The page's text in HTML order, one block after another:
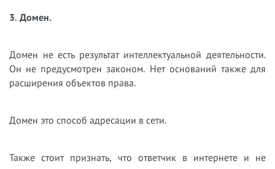
3. Домен.
Домен не есть результат интеллектуальной деятельности.
Он не предусмотрен законом. Нет оснований также для
расширения объектов права.
Домен это способ адресации в сети.
Также стоит признать, что ответчик в интернете и не